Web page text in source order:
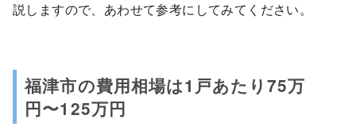
説しますので、あわせて参考にしてみてください。
福津市の費用相場は1戸あたり75万
円〜125万円